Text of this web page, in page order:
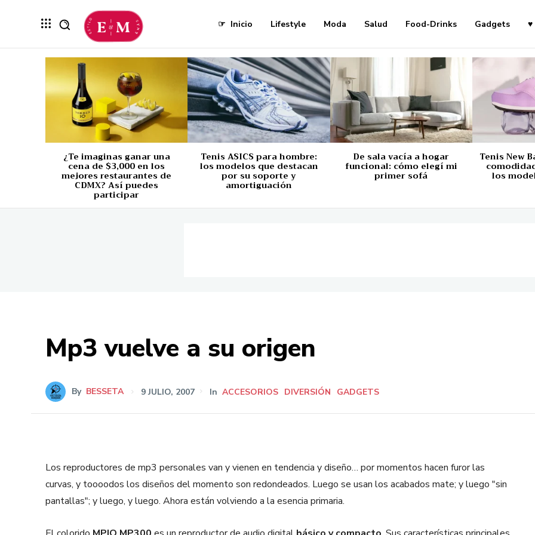
☞ Inicio Lifestyle Moda Salud Food-Drinks Gadgets ♥
¿Te imaginas ganar una
cena de $3,000 en los
mejores restaurantes de
CDMX? Así puedes
participar
Tenis ASICS para hombre:
los modelos que destacan
por su soporte y
amortiguación
De sala vacía a hogar
funcional: cómo elegí mi
primer sofá
Tenis New
los
Mp3 vuelve a su origen
By BESSETA 9 JULIO, 2007 In ACCESORIOS DIVERSIÓN GADGETS
Los reproductores de mp3 personales van y vienen en tendencia y diseño… por momentos hacen furor las
curvas, y toooodos los diseños del momento son redondeados. Luego se usan los acabados mate; y luego "sin
pantallas"; y luego, y luego. Ahora están volviendo a la esencia primaria.